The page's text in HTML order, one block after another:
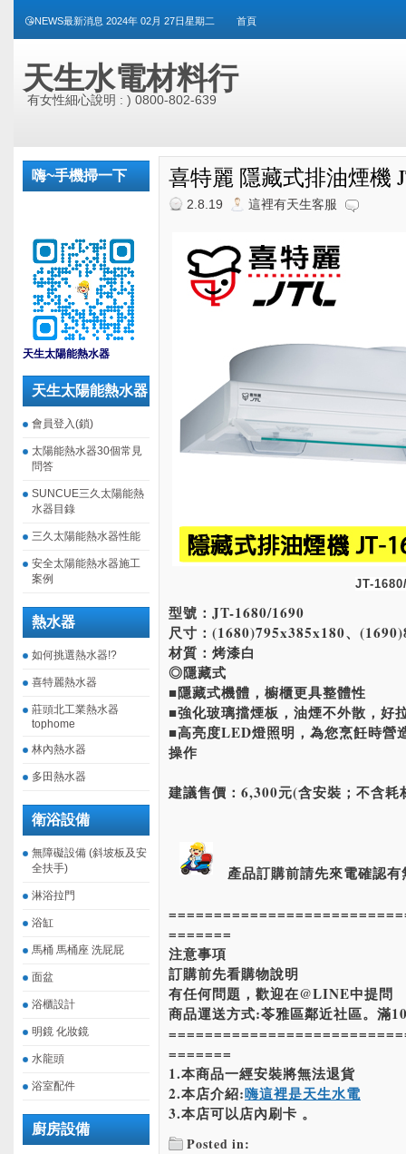
😘NEWS最新消息 2024年 02月 27日星期二 首頁
天生水電材料行
有女性細心說明 : ) 0800-802-639
嗨~手機掃一下
天生太陽能熱水器
天生太陽能熱水器
會員登入(鎖)
太陽能熱水器30個常見
問答
SUNCUE三久太陽能熱
水器目錄
三久太陽能熱水器性能
安全太陽能熱水器施工
案例
熱水器
如何挑選熱水器!?
喜特麗熱水器
莊頭北工業熱水器
tophome
林內熱水器
多田熱水器
衛浴設備
無障礙設備 (斜坡板及安
全扶手)
淋浴拉門
浴缸
馬桶 馬桶座 洗屁屁
面盆
浴櫃設計
明鏡 化妝鏡
水龍頭
浴室配件
廚房設備
喜特麗 隱藏式排油煙機
2.8.19 這裡有天生客服
JT-
型號：JT-1680/1690
尺寸：(1680)795x385x180、
材質：烤漆白
◎隱藏式
■隱藏式機體，櫥櫃更具整體性
■強化玻璃擋煙板，油煙不外散，好
■高亮度LED燈照明，為您烹飪時營
操作
建議售價：6,300元(含安裝；不含耗
產品訂購前請先來電確認有
=======
注意事項
訂購前先看購物說明
有任何問題，歡迎在@LINE中提問
商品運送方式:苓雅區鄰近社區。滿
=======
1.本商品一經安裝將無法退貨
2.本店介紹:嗨這裡是天生水電
3.本店可以店內刷卡 。
Posted in: